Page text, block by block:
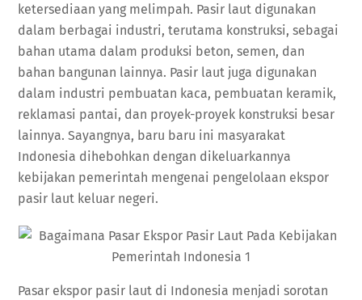
ketersediaan yang melimpah. Pasir laut digunakan
dalam berbagai industri, terutama konstruksi, sebagai
bahan utama dalam produksi beton, semen, dan
bahan bangunan lainnya. Pasir laut juga digunakan
dalam industri pembuatan kaca, pembuatan keramik,
reklamasi pantai, dan proyek-proyek konstruksi besar
lainnya. Sayangnya, baru baru ini masyarakat
Indonesia dihebohkan dengan dikeluarkannya
kebijakan pemerintah mengenai pengelolaan ekspor
pasir laut keluar negeri.
Pasar ekspor pasir laut di Indonesia menjadi sorotan